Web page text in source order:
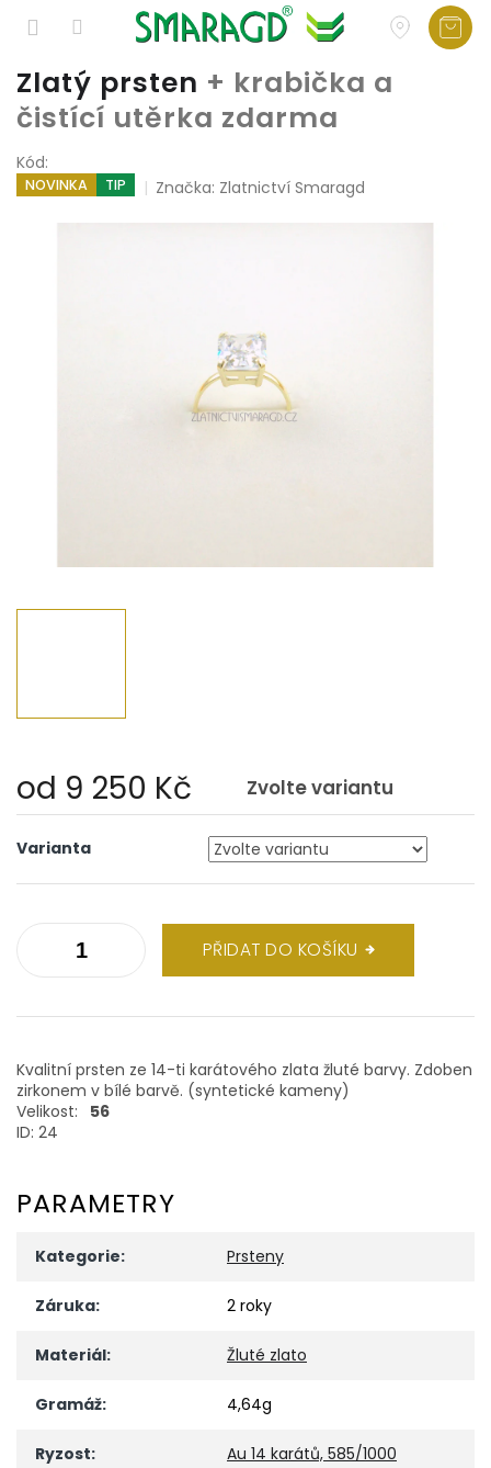
Přejít
na
obsah
Zlatý prsten + krabička a
čistící utěrka zdarma
Kód:
NOVINKA TIP Značka: Zlatnictví Smaragd
od 9 250 Kč Zvolte variantu
cena:
Varianta
PŘIDAT DO KOŠÍKU
Kvalitní prsten ze 14-ti karátového zlata žluté barvy. Zdoben
zirkonem v bílé barvě. (syntetické kameny)
Velikost:
56
ID: 24
PARAMETRY
Kategorie: Prsteny
Záruka: 2 roky
Materiál: Žluté zlato
Gramáž: 4,64g
Ryzost: Au 14 karátů, 585/1000